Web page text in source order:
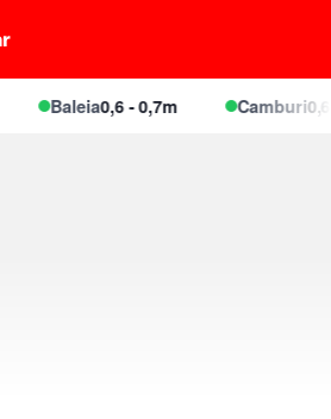
Baleia0,6 - 0,7m Camburi0,6 -